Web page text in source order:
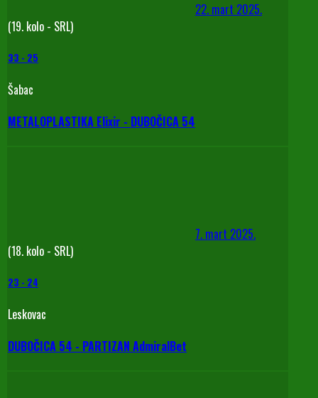
22. mart 2025.
(19. kolo - SRL)
33 - 25
Šabac
METALOPLASTIKA Elixir - DUBOČICA 54
7. mart 2025.
(18. kolo - SRL)
23 - 24
Leskovac
DUBOČICA 54 - PARTIZAN AdmiralBet